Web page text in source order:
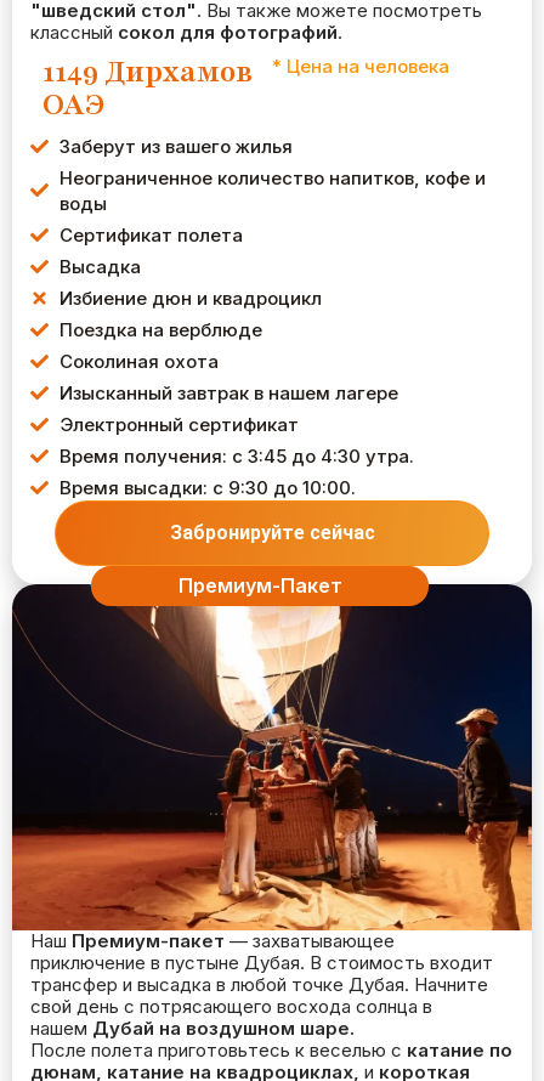
"шведский стол". Вы также можете посмотреть
классный сокол для фотографий.
1149 Дирхамов
ОАЭ
* Цена на человека
Заберут из вашего жилья
Неограниченное количество напитков, кофе и
воды
Сертификат полета
Высадка
Избиение дюн и квадроцикл
Поездка на верблюде
Соколиная охота
Изысканный завтрак в нашем лагере
Электронный сертификат
Время получения: с 3:45 до 4:30 утра.
Время высадки: с 9:30 до 10:00.
Забронируйте сейчас
Наш Премиум-пакет — захватывающее
приключение в пустыне Дубая. В стоимость входит
трансфер и высадка в любой точке Дубая. Начните
свой день с потрясающего восхода солнца в
нашем Дубай на воздушном шаре.
После полета приготовьтесь к веселью с катание по
дюнам, катание на квадроциклах, и короткая
Премиум-Пакет